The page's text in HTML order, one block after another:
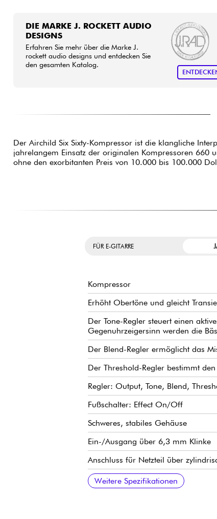
DIE MARKE J. ROCKETT AUDIO
DESIGNS
Erfahren Sie mehr über die Marke J.
rockett audio designs und entdecken Sie
den gesamten Katalog.
Der Airchild Six Sixty-Kompressor ist die klangliche
jahrelangem Einsatz der originalen Kompressoren 660
ohne den exorbitanten Preis von 10.000 bis 100.000
FÜR E-GITARRE
Kompressor
Erhöht Obertöne und gleicht
Der Tone-Regler steuert einen
Gegenuhrzeigersinn werden die
Der Blend-Regler ermöglicht das
Der Threshold-Regler bestimmt
Regler: Output, Tone, Blend,
Fußschalter: Effect On/Off
Schweres, stabiles Gehäuse
Ein-/Ausgang über 6,3 mm Klinke
Anschluss für Netzteil über
Stromversorgung: 9 V DC, 20 mA
Abmessungen (L x B x H): 107 x 72
Hergestellt in Kalifornien, USA
Weitere Spezifikationen